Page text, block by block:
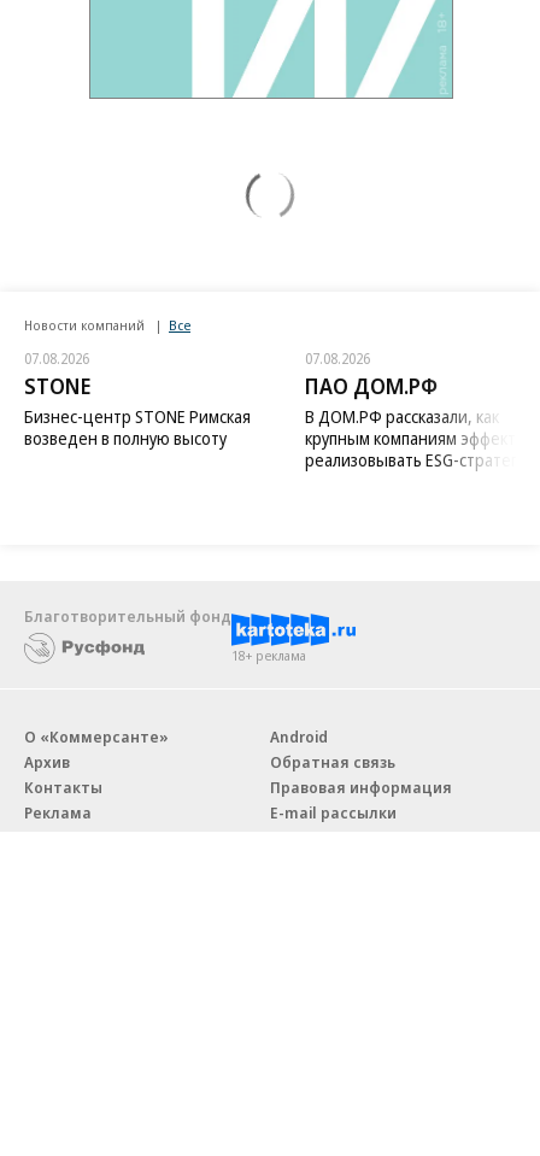
Новости компаний Все
07.08.2026
STONE
Бизнес-центр STONE Римская
возведен в полную высоту
07.08.2026
ПАО ДОМ.РФ
В ДОМ.РФ рассказали, как
крупным компаниям
реализовывать ESG-стратегию
Благотворительный фонд
18+ реклама
О «Коммерсанте»
Архив
Контакты
Реклама
Android
Обратная связь
Правовая информация
E-mail рассылки